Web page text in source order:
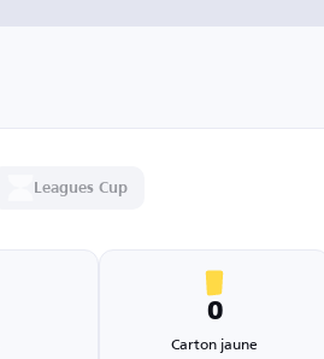
Leagues Cup
0
Carton jaune